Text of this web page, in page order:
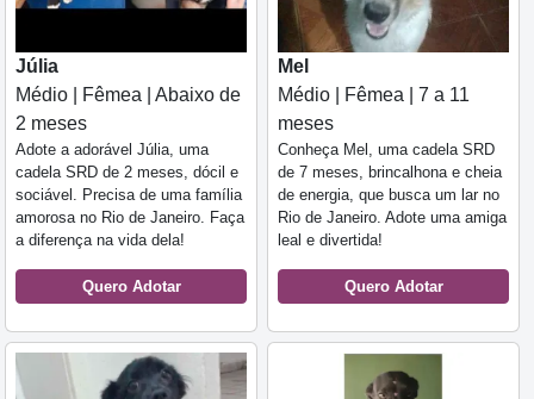
Júlia
Médio | Fêmea | Abaixo de
2 meses
Adote a adorável Júlia, uma
cadela SRD de 2 meses, dócil e
sociável. Precisa de uma família
amorosa no Rio de Janeiro. Faça
a diferença na vida dela!
Quero Adotar
Mel
Médio | Fêmea | 7 a 11
meses
Conheça Mel, uma cadela SRD
de 7 meses, brincalhona e cheia
de energia, que busca um lar no
Rio de Janeiro. Adote uma amiga
leal e divertida!
Quero Adotar